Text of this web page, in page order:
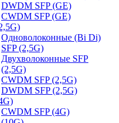
DWDM SFP (GE)
CWDM SFP (GE)
Одноволоконные (Bi Di)
SFP (2,5G)
Двухволоконные SFP
(2,5G)
CWDM SFP (2,5G)
DWDM SFP (2,5G)
CWDM SFP (4G)